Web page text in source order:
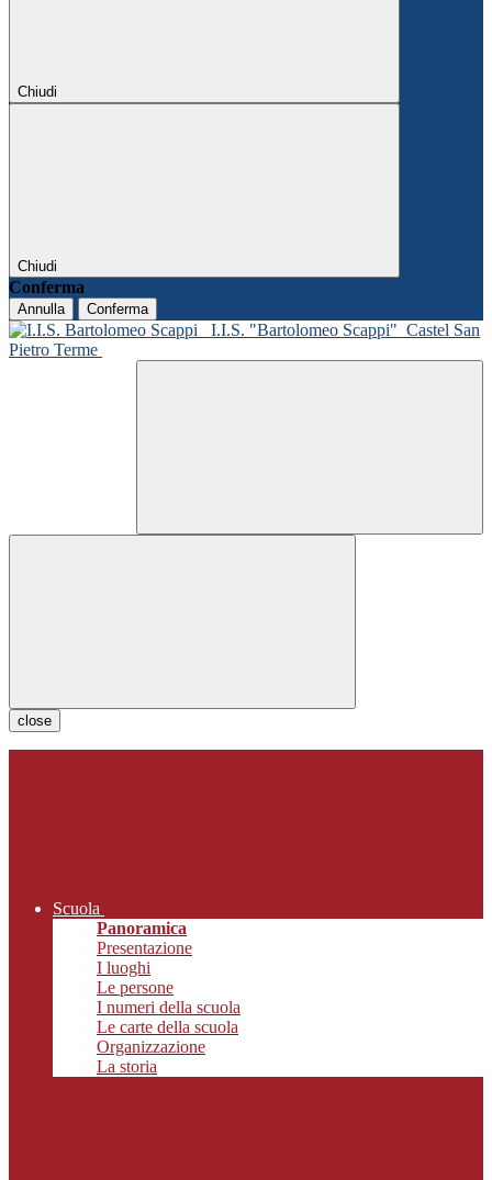
Chiudi
Chiudi
Conferma
Annulla Conferma
I.I.S. "Bartolomeo Scappi" Castel San
Pietro Terme
close
Scuola
Panoramica
Presentazione
I luoghi
Le persone
I numeri della scuola
Le carte della scuola
Organizzazione
La storia